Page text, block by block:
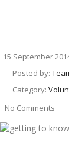
15 September
Posted by:
Category:
No Comments